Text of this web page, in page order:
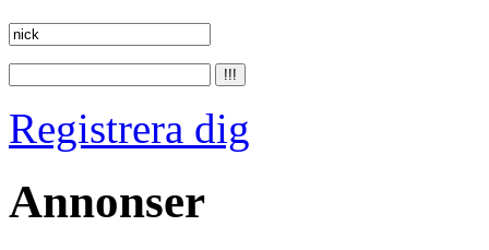
Registrera dig
Annonser